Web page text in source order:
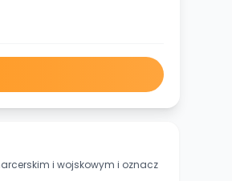
i wojskowym i oznacz